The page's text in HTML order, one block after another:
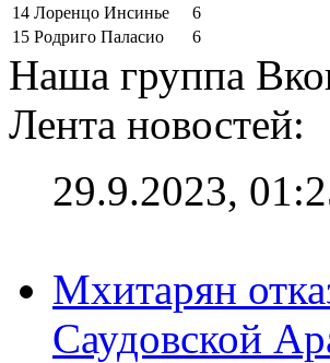
14 Лоренцо Инсинье
6
15 Родриго Паласио 6
Наша группа
Лента новостей:
29.9.2023,
Мхитарян
Саудовской